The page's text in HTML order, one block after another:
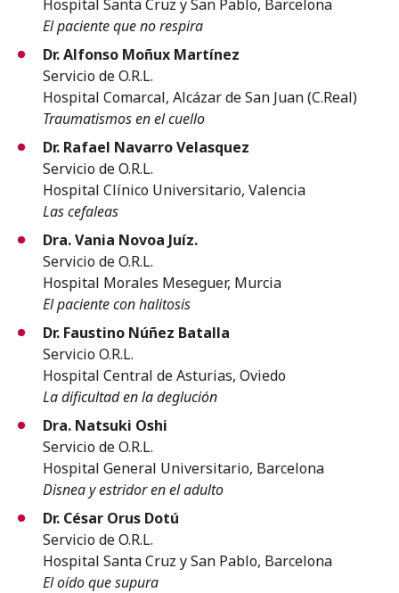
Hospital Santa Cruz y San Pablo, Barcelona
El paciente que no respira
Dr. Alfonso Moñux Martínez
Servicio de O.R.L.
Hospital Comarcal, Alcázar de San Juan (C.Real)
Traumatismos en el cuello
Dr. Rafael Navarro Velasquez
Servicio de O.R.L.
Hospital Clínico Universitario, Valencia
Las cefaleas
Dra. Vania Novoa Juíz.
Servicio de O.R.L.
Hospital Morales Meseguer, Murcia
El paciente con halitosis
Dr. Faustino Núñez Batalla
Servicio O.R.L.
Hospital Central de Asturias, Oviedo
La dificultad en la deglución
Dra. Natsuki Oshi
Servicio de O.R.L.
Hospital General Universitario, Barcelona
Disnea y estridor en el adulto
Dr. César Orus Dotú
Servicio de O.R.L.
Hospital Santa Cruz y San Pablo, Barcelona
El oído que supura